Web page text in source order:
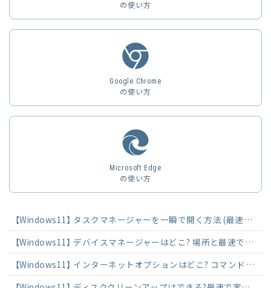
の使い方
Google Chrome
の使い方
Microsoft Edge
の使い方
【Windows11】 タスクマネージャーを一瞬で開く方法 (最速ショートカット)
【Windows11】 デバイスマネージャーはどこ? 場所と最速で開く方法
【Windows11】 インターネットオプションはどこ? コマンド・ショートカットで起動